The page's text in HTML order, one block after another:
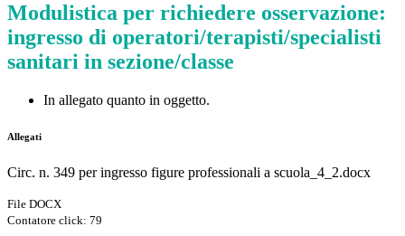
Modulistica per richiedere osservazione:
ingresso di operatori/terapisti/specialisti
sanitari in sezione/classe
In allegato quanto in oggetto.
Allegati
Circ. n. 349 per ingresso figure professionali a scuola_4_2.docx
File DOCX
Contatore click: 79